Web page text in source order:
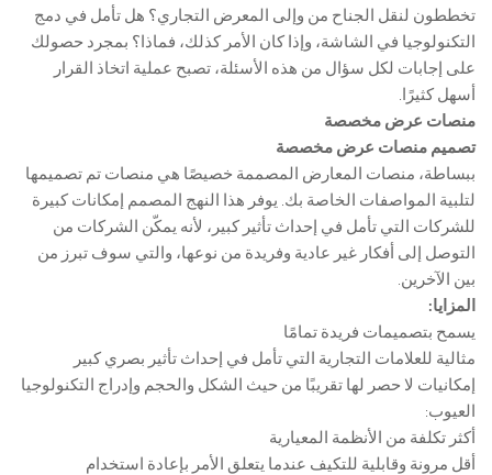
تخططون لنقل الجناح من وإلى المعرض التجاري؟ هل تأمل في دمج
التكنولوجيا في الشاشة، وإذا كان الأمر كذلك، فماذا؟ بمجرد حصولك
على إجابات لكل سؤال من هذه الأسئلة، تصبح عملية اتخاذ القرار
أسهل كثيرًا.
منصات عرض مخصصة
تصميم منصات عرض مخصصة
ببساطة، منصات المعارض المصممة خصيصًا هي منصات تم تصميمها
لتلبية المواصفات الخاصة بك. يوفر هذا النهج المصمم إمكانات كبيرة
للشركات التي تأمل في إحداث تأثير كبير، لأنه يمكّن الشركات من
التوصل إلى أفكار غير عادية وفريدة من نوعها، والتي سوف تبرز من
بين الآخرين.
المزايا:
يسمح بتصميمات فريدة تمامًا
مثالية للعلامات التجارية التي تأمل في إحداث تأثير بصري كبير
إمكانيات لا حصر لها تقريبًا من حيث الشكل والحجم وإدراج التكنولوجيا
العيوب:
أكثر تكلفة من الأنظمة المعيارية
أقل مرونة وقابلية للتكيف عندما يتعلق الأمر بإعادة استخدام